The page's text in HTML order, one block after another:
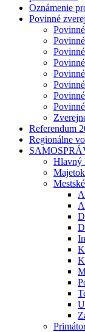
Oznámenie
Povinné
Referendum
Regionálne
Hlavný